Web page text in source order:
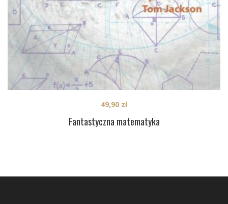
Fantastyczna matematyka
49,90 zł